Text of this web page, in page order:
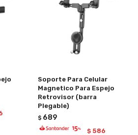
Soporte Para Celular
Magnetico Para Espejo
Retrovisor (barra
Plegable)
$ 689
$ 586